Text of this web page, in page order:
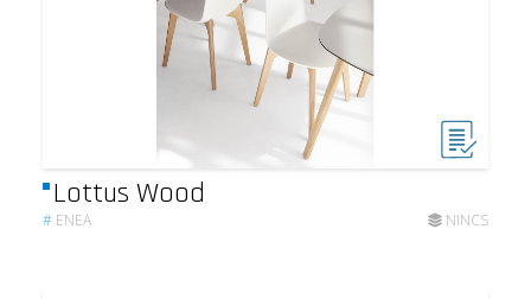
Lottus Wood
# ENEA NINCS